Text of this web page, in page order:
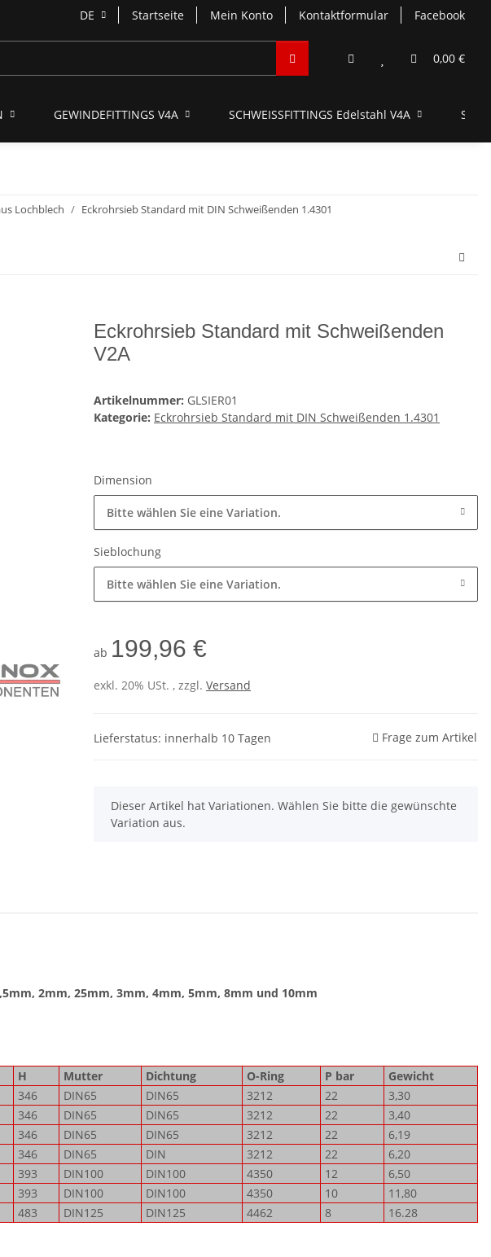
DE Startseite Mein Konto Kontaktformular Facebook
0,00 €
GEWINDEFITTINGS V4A SCHWEISSFITTINGS Edelstahl V4A
Lochblech
Eckrohrsieb Standard mit DIN Schweißenden 1.4301
Eckrohrsieb Standard mit Schweißenden
V2A
Artikelnummer: GLSIER01
Kategorie: Eckrohrsieb Standard mit DIN Schweißenden 1.4301
Dimension
Bitte wählen Sie eine Variation.
Sieblochung
Bitte wählen Sie eine Variation.
ab 199,96 €
exkl. 20% USt. , zzgl. Versand
Lieferstatus: innerhalb 10 Tagen Frage zum Artikel
x
Dieser Artikel hat Variationen. Wählen Sie bitte die gewünschte
Variation aus.
2mm, 25mm, 3mm, 4mm, 5mm, 8mm und 10mm
H Mutter Dichtung O-Ring P bar
Gewicht
346 DIN65 DIN65 3212 22
3,30
346 DIN65 DIN65 3212 22
3,40
346 DIN65 DIN65 3212 22
6,19
346 DIN65 DIN 3212 22
6,20
393 DIN100 DIN100 4350 12
6,50
393 DIN100 DIN100 4350 10
11,80
483 DIN125 DIN125 4462 8 16.28